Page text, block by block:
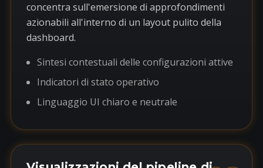
concentra sull'emersione di approfondimenti
azionabili all'interno di un layout pulito della
dashboard.
Sintesi contestuali delle configurazioni attive
Indicatori di stato operativo
Linguaggio UI chiaro e neutrale